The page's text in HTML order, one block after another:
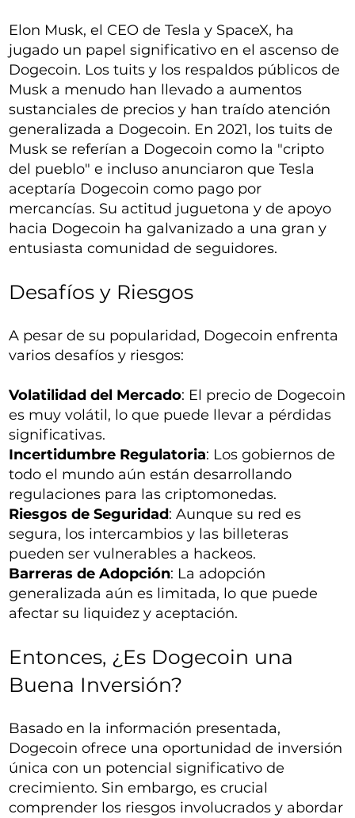
Elon Musk, el CEO de Tesla y SpaceX, ha
jugado un papel significativo en el ascenso de
Dogecoin. Los tuits y los respaldos públicos de
Musk a menudo han llevado a aumentos
sustanciales de precios y han traído atención
generalizada a Dogecoin. En 2021, los tuits de
Musk se referían a Dogecoin como la "cripto
del pueblo" e incluso anunciaron que Tesla
aceptaría Dogecoin como pago por
mercancías. Su actitud juguetona y de apoyo
hacia Dogecoin ha galvanizado a una gran y
entusiasta comunidad de seguidores.
Desafíos y Riesgos
A pesar de su popularidad, Dogecoin enfrenta
varios desafíos y riesgos:
Volatilidad del Mercado: El precio de Dogecoin
es muy volátil, lo que puede llevar a pérdidas
significativas.
Incertidumbre Regulatoria: Los gobiernos de
todo el mundo aún están desarrollando
regulaciones para las criptomonedas.
Riesgos de Seguridad: Aunque su red es
segura, los intercambios y las billeteras
pueden ser vulnerables a hackeos.
Barreras de Adopción: La adopción
generalizada aún es limitada, lo que puede
afectar su liquidez y aceptación.
Entonces, ¿Es Dogecoin una
Buena Inversión?
Basado en la información presentada,
Dogecoin ofrece una oportunidad de inversión
única con un potencial significativo de
crecimiento. Sin embargo, es crucial
comprender los riesgos involucrados y abordar